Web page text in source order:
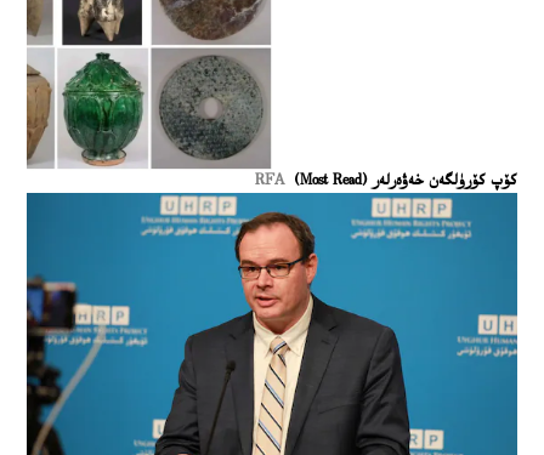
كۆپ كۆرۈلگەن خەۋەرلەر (Most Read) RFA